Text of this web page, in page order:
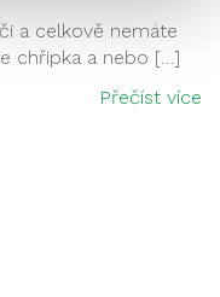
a celkově nemáte
chřipka a nebo […]
Přečíst více